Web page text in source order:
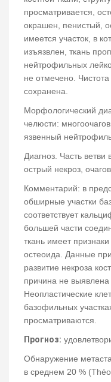
просматривается,
окрашен, пенистый,
имеется участок, в
изъязвлен, ткань
нейтрофильных
не отмечено.
сохранена.
Морфологический
челюсти:
язвенный
Диагноз. Часть
острый некроз,
Комментарий: в
обширные участки
соответствует
большей части
ткань имеет
остеоида. Данные
развитие некроза
причина не
Неопластические
базофильных
просматриваются.
Прогноз:
Обнаружение
в среднем 20 %